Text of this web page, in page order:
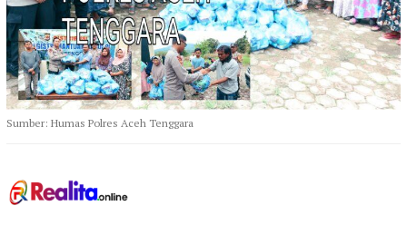
Sumber: Humas Polres Aceh Tenggara